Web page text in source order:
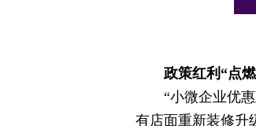
政策红利“点
“小微企业优
有店面重新装修升